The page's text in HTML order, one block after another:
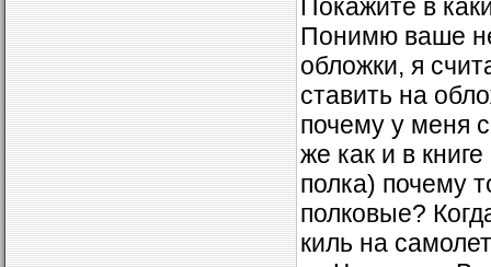
Покажите в
Понимю ваше
обложки, я
ставить на
почему у меня
же как и в
полка) почему
полковые?
киль на